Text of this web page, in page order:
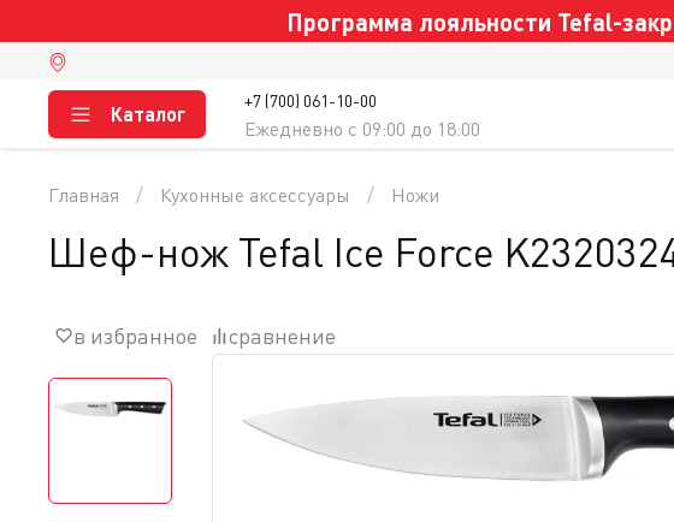
Программа лояльности Tefal-
+7 (700) 061-10-00
Ежедневно c 09:00 до 18:00
Каталог
Главная Кухонные аксессуары Ножи
Шеф-нож Tefal Ice Force
в избранное сравнение